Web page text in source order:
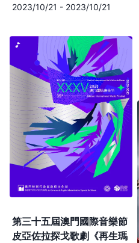
2023/10/21 - 2023/10/21
第三十五屆澳門國際音樂節
皮亞佐拉探戈歌劇《再生瑪